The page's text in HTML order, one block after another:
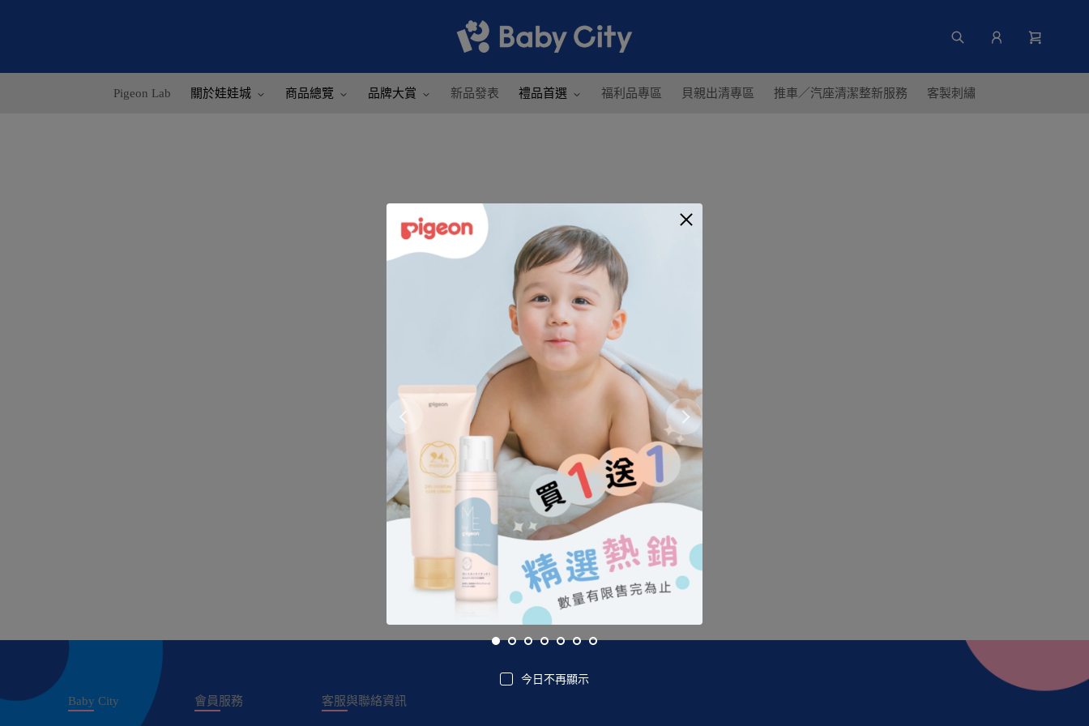
Pigeon Lab 關於娃娃城 商品總覽 品牌大賞 新品發表 禮品首選 福利品專區 貝親出清專區 推車／汽座清潔整新服務 客製刺繡
找不到這個商品
Baby City 會員服務 客服與聯絡資訊
今日不再顯示